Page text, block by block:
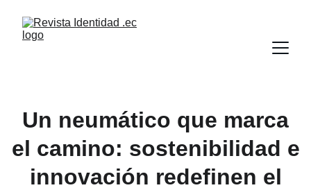
Un neumático que marca
el camino: sostenibilidad e
innovación redefinen el